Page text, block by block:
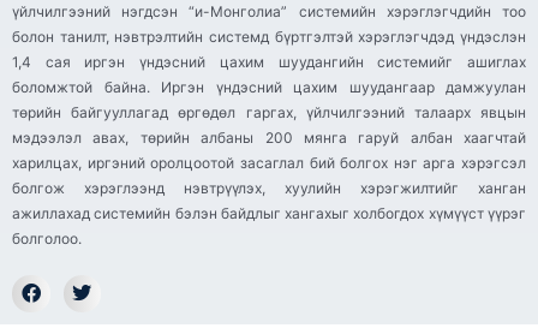
үйлчилгээний нэгдсэн “и-Монголиа” системийн хэрэглэгчдийн тоо
болон танилт, нэвтрэлтийн системд бүртгэлтэй хэрэглэгчдэд үндэслэн
1,4 сая иргэн үндэсний цахим шуудангийн системийг ашиглах
боломжтой байна. Иргэн үндэсний цахим шуудангаар дамжуулан
төрийн байгууллагад өргөдөл гаргах, үйлчилгээний талаарх явцын
мэдээлэл авах, төрийн албаны 200 мянга гаруй албан хаагчтай
харилцах, иргэний оролцоотой засаглал бий болгох нэг арга хэрэгсэл
болгож хэрэглээнд нэвтрүүлэх, хуулийн хэрэгжилтийг ханган
ажиллахад системийн бэлэн байдлыг хангахыг холбогдох хүмүүст үүрэг
болголоо.